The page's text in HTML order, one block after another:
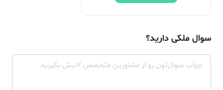
سوال ملکی دارید؟